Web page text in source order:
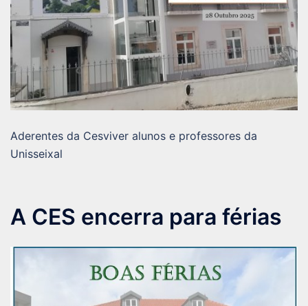
Aderentes da Cesviver alunos e professores da
Unisseixal
A CES encerra para férias